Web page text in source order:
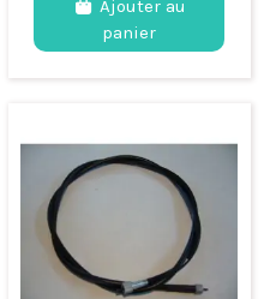
Ajouter au
panier